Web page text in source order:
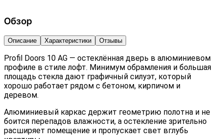
Обзор
Описание Характеристики Отзывы
Profil Doors 10 AG — остеклённая дверь в алюминиевом
профиле в стиле лофт. Минимум обрамления и большая
площадь стекла дают графичный силуэт, который
хорошо работает рядом с бетоном, кирпичом и
деревом.
Алюминиевый каркас держит геометрию полотна и не
боится перепадов влажности, а остекление зрительно
расширяет помещение и пропускает свет вглубь